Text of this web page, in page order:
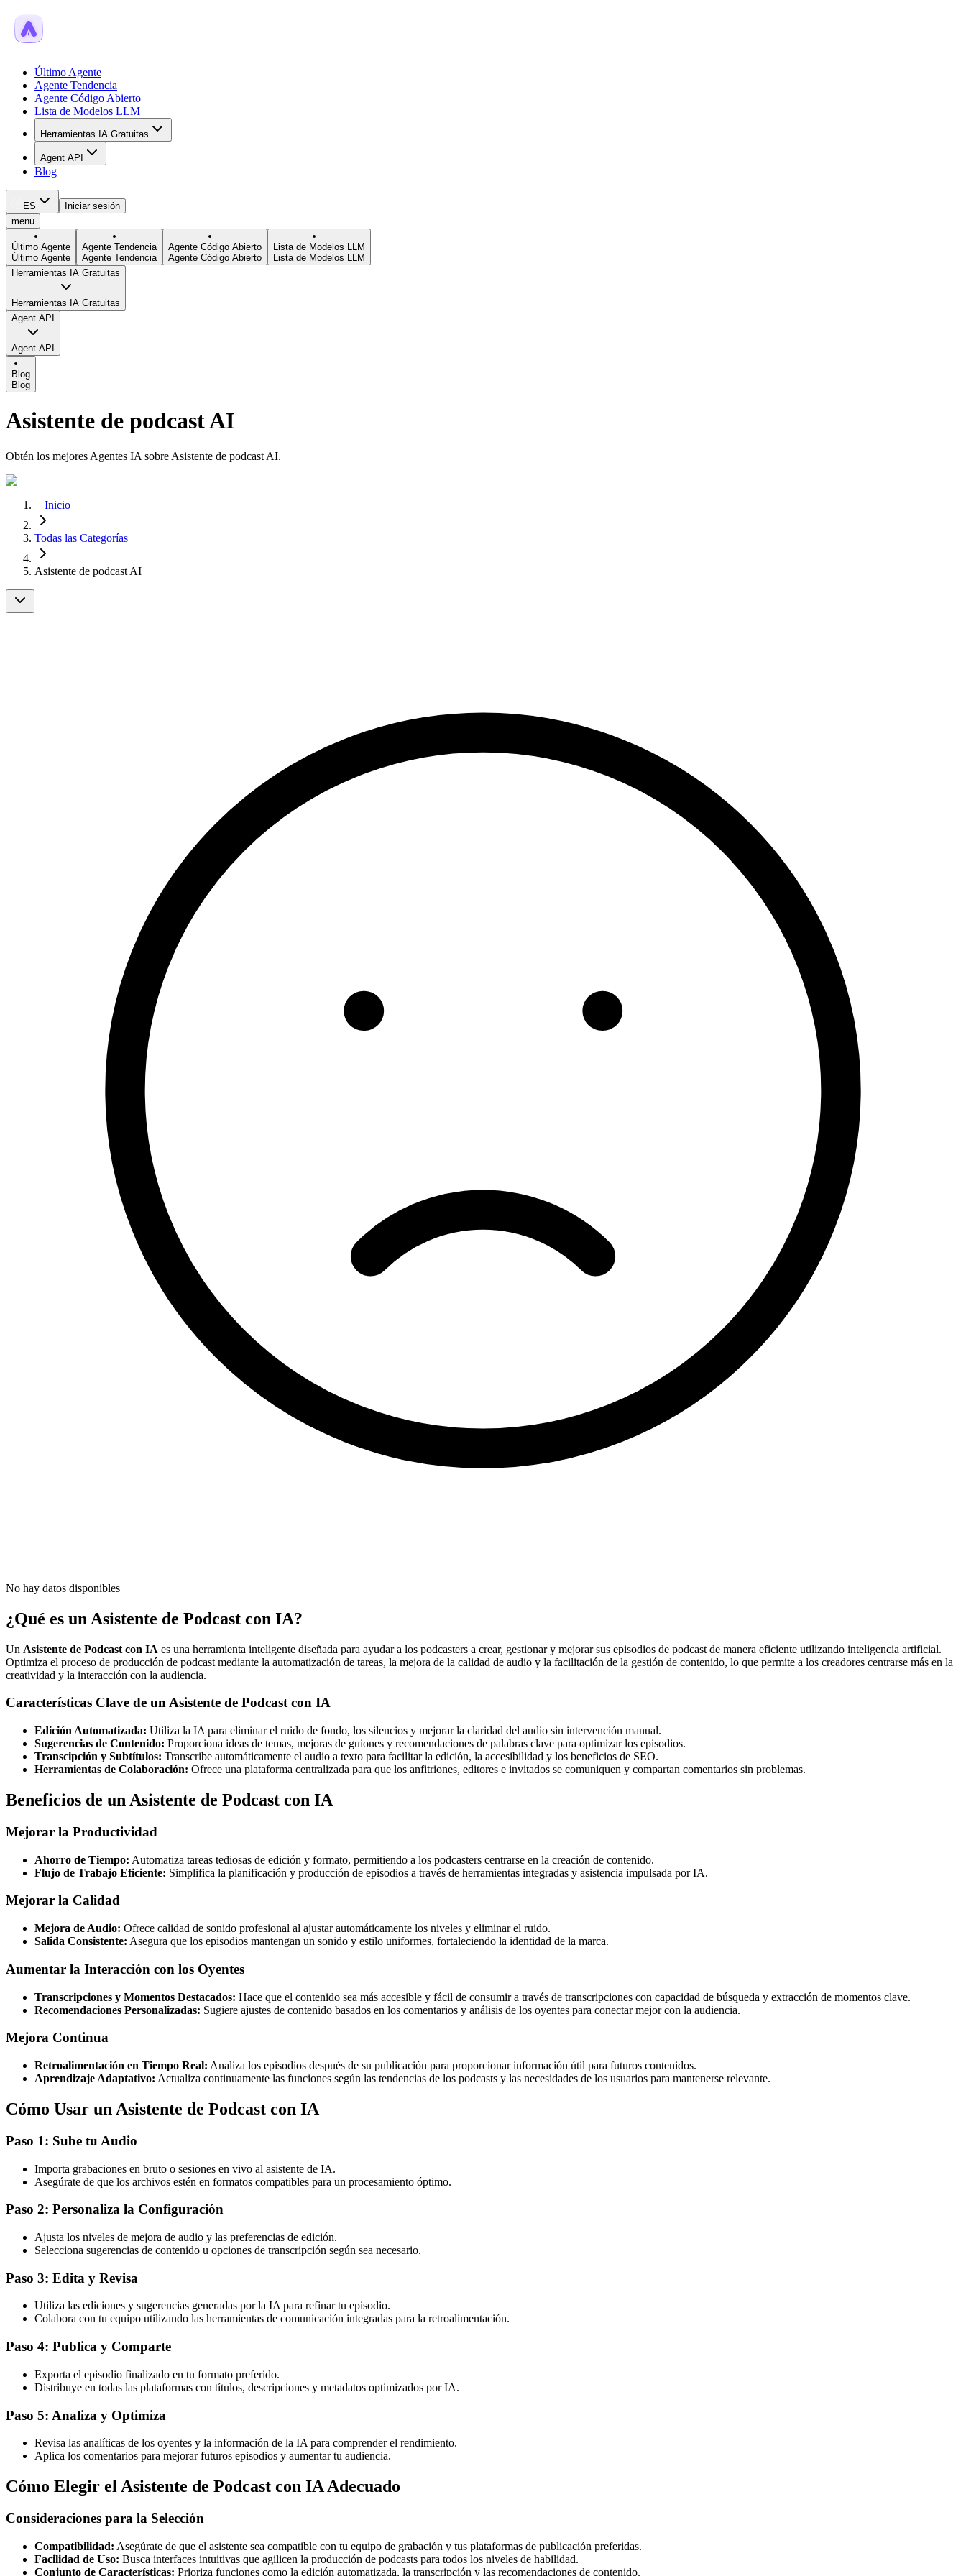
Último Agente
Agente Tendencia
Agente Código Abierto
Lista de Modelos LLM
Herramientas IA Gratuitas
Agent API
Blog
ES
Iniciar sesión
menu
Último Agente
Último Agente
Agente Tendencia
Agente Tendencia
Agente Código Abierto
Agente Código Abierto
Lista de Modelos LLM
Lista de Modelos LLM
Herramientas IA Gratuitas
Herramientas IA Gratuitas
Agent API
Agent API
Blog
Blog
Asistente de podcast AI
Obtén los mejores Agentes IA sobre Asistente de podcast AI.
Inicio
Todas las Categorías
Asistente de podcast AI
No hay datos disponibles
¿Qué es un Asistente de Podcast con IA?
Un Asistente de Podcast con IA es una herramienta inteligente diseñada para ayudar a los podcasters a crear, gestionar y mejorar sus episodios de podcast de manera eficiente utilizando inteligencia artificial.
Optimiza el proceso de producción de podcast mediante la automatización de tareas, la mejora de la calidad de audio y la facilitación de la gestión de contenido, lo que permite a los creadores centrarse más en la
creatividad y la interacción con la audiencia.
Características Clave de un Asistente de Podcast con IA
Edición Automatizada: Utiliza la IA para eliminar el ruido de fondo, los silencios y mejorar la claridad del audio sin intervención manual.
Sugerencias de Contenido: Proporciona ideas de temas, mejoras de guiones y recomendaciones de palabras clave para optimizar los episodios.
Transcipción y Subtítulos: Transcribe automáticamente el audio a texto para facilitar la edición, la accesibilidad y los beneficios de SEO.
Herramientas de Colaboración: Ofrece una plataforma centralizada para que los anfitriones, editores e invitados se comuniquen y compartan comentarios sin problemas.
Beneficios de un Asistente de Podcast con IA
Mejorar la Productividad
Ahorro de Tiempo: Automatiza tareas tediosas de edición y formato, permitiendo a los podcasters centrarse en la creación de contenido.
Flujo de Trabajo Eficiente: Simplifica la planificación y producción de episodios a través de herramientas integradas y asistencia impulsada por IA.
Mejorar la Calidad
Mejora de Audio: Ofrece calidad de sonido profesional al ajustar automáticamente los niveles y eliminar el ruido.
Salida Consistente: Asegura que los episodios mantengan un sonido y estilo uniformes, fortaleciendo la identidad de la marca.
Aumentar la Interacción con los Oyentes
Transcripciones y Momentos Destacados: Hace que el contenido sea más accesible y fácil de consumir a través de transcripciones con capacidad de búsqueda y extracción de momentos clave.
Recomendaciones Personalizadas: Sugiere ajustes de contenido basados en los comentarios y análisis de los oyentes para conectar mejor con la audiencia.
Mejora Continua
Retroalimentación en Tiempo Real: Analiza los episodios después de su publicación para proporcionar información útil para futuros contenidos.
Aprendizaje Adaptativo: Actualiza continuamente las funciones según las tendencias de los podcasts y las necesidades de los usuarios para mantenerse relevante.
Cómo Usar un Asistente de Podcast con IA
Paso 1: Sube tu Audio
Importa grabaciones en bruto o sesiones en vivo al asistente de IA.
Asegúrate de que los archivos estén en formatos compatibles para un procesamiento óptimo.
Paso 2: Personaliza la Configuración
Ajusta los niveles de mejora de audio y las preferencias de edición.
Selecciona sugerencias de contenido u opciones de transcripción según sea necesario.
Paso 3: Edita y Revisa
Utiliza las ediciones y sugerencias generadas por la IA para refinar tu episodio.
Colabora con tu equipo utilizando las herramientas de comunicación integradas para la retroalimentación.
Paso 4: Publica y Comparte
Exporta el episodio finalizado en tu formato preferido.
Distribuye en todas las plataformas con títulos, descripciones y metadatos optimizados por IA.
Paso 5: Analiza y Optimiza
Revisa las analíticas de los oyentes y la información de la IA para comprender el rendimiento.
Aplica los comentarios para mejorar futuros episodios y aumentar tu audiencia.
Cómo Elegir el Asistente de Podcast con IA Adecuado
Consideraciones para la Selección
Compatibilidad: Asegúrate de que el asistente sea compatible con tu equipo de grabación y tus plataformas de publicación preferidas.
Facilidad de Uso: Busca interfaces intuitivas que agilicen la producción de podcasts para todos los niveles de habilidad.
Conjunto de Características: Prioriza funciones como la edición automatizada, la transcripción y las recomendaciones de contenido.